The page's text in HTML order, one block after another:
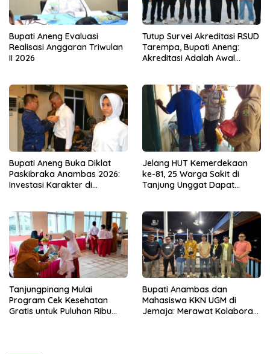
Bupati Aneng Evaluasi
Realisasi Anggaran Triwulan
II 2026
Tutup Survei Akreditasi RSUD
Tarempa, Bupati Aneng:
Akreditasi Adalah Awal
Bupati Aneng Buka Diklat
Paskibraka Anambas 2026:
Investasi Karakter di
Jelang HUT Kemerdekaan
ke-81, 25 Warga Sakit di
Tanjung Unggat Dapat
Tanjungpinang Mulai
Program Cek Kesehatan
Gratis untuk Puluhan Ribu
Bupati Anambas dan
Mahasiswa KKN UGM di
Jemaja: Merawat Kolaborasi